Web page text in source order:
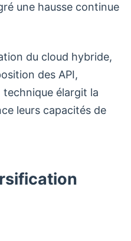
une hausse continue
du cloud hybride,
des API,
technique élargit la
leurs capacités de